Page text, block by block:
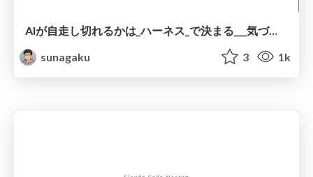
AIが自走し切れるかは_ハーネス_で決まる___気づいたら直す_ではなく_仕組み_にする__
sunagaku
3 1k